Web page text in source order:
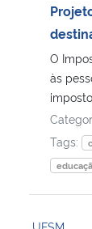
O
às
Tags:
UFSM